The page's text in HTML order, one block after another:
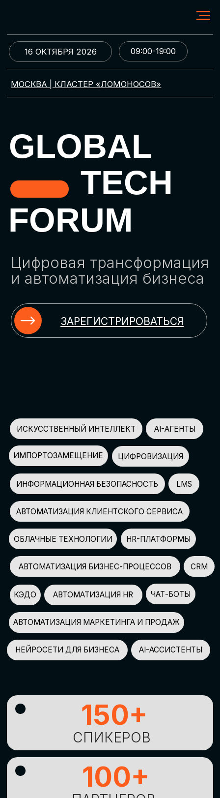
МОСКВА | КЛАСТЕР «ЛОМОНОСОВ»
GLOBAL
TECH
FORUM
Цифровая трансформация
и автоматизация бизнеса
ЗАРЕГИСТРИРОВАТЬСЯ
09:00-19:00
16 ОКТЯБРЯ 2026
ИСКУССТВЕННЫЙ ИНТЕЛЛЕКТ
НЕЙРОСЕТИ ДЛЯ БИЗНЕСА
КЭДО
ЦИФРОВИЗАЦИЯ
АВТОМАТИЗАЦИЯ HR
АВТОМАТИЗАЦИЯ МАРКЕТИНГА И ПРОДАЖ
AI-АССИСТЕНТЫ
ЧАТ-БОТЫ
ИМПОРТОЗАМЕЩЕНИЕ
СПИКЕРОВ
150+
ПАРТНЕРОВ
100+
УЧАСТНИКОВ
2500+
GLOBAL TECH FORUM –
ИЗУЧЕНИЯНОВЫХ
ТЕХНОЛОГИЙИ
СТРАТЕГИЧЕСКИХ
ПОДХОДОВ К ЦИФРОВОЙ
ТРАНСФОРМАЦИИ
БИЗНЕСА